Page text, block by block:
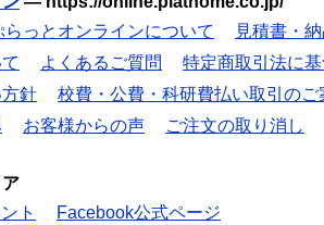
らっとオンラインについて
見積書・
よくあるご質問
特定商取引法に
針
校費・公費・科研費払い取引のご
お客様からの声 ご注文の取り消し
ト
Facebook公式ページ